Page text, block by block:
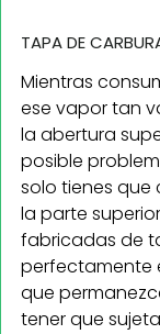
TAPA DE
Mientras
ese vapor tan
la abertura
posible
solo tienes
la parte
fabricadas de
perfectamente
que
tener que